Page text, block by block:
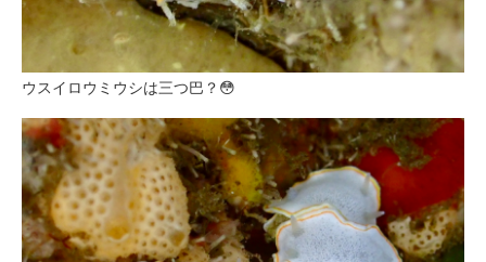
ウスイロウミウシは三つ巴？😳